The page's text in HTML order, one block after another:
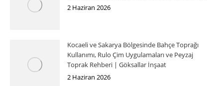
2 Haziran 2026
Kocaeli ve Sakarya Bölgesinde Bahçe Toprağı
Kullanımı, Rulo Çim Uygulamaları ve Peyzaj
Toprak Rehberi | Göksallar İnşaat
2 Haziran 2026